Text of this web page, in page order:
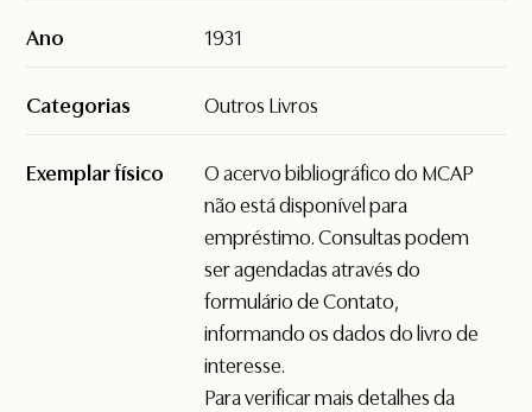
Ano 1931
Categorias Outros Livros
Exemplar físico
O acervo bibliográfico do MCAP
não está disponível para
empréstimo. Consultas podem
ser agendadas através do
formulário deContato,
informando os dados do livro de
interesse.
Para verificar mais detalhes da